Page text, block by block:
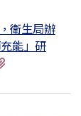
衛生局辦
能」研